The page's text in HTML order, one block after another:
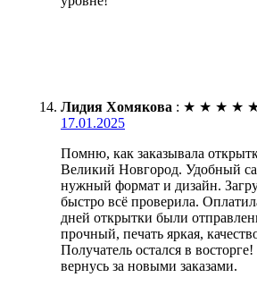
Лидия Хомякова : ★ ★ ★ ★
17.01.2025
Помню, как заказывала
Великий Новгород. Удобный
нужный формат и дизайн.
быстро всё проверила.
дней открытки были
прочный, печать яркая,
Получатель остался в
вернусь за новыми заказами.